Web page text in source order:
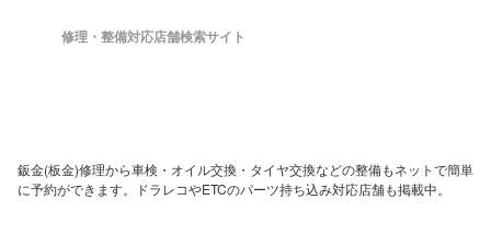
修理・整備対応店舗検索サイト
鈑金(板金)修理から車検・オイル交換・タイヤ交換などの整備もネットで簡単
に予約ができます。ドラレコやETCのパーツ持ち込み対応店舗も掲載中。